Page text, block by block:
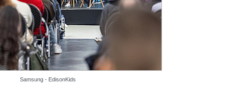
Samsung - EdisonKids